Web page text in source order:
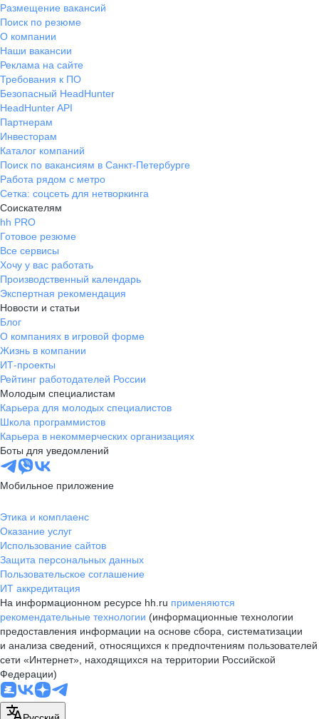
Размещение вакансий
Поиск по резюме
О компании
Наши вакансии
Реклама на сайте
Требования к ПО
Безопасный HeadHunter
HeadHunter API
Партнерам
Инвесторам
Каталог компаний
Поиск по вакансиям в Санкт-Петербурге
Работа рядом с метро
Сетка: соцсеть для нетворкинга
Соискателям
hh PRO
Готовое резюме
Все сервисы
Хочу у вас работать
Производственный календарь
Экспертная рекомендация
Новости и статьи
Блог
О компаниях в игровой форме
Жизнь в компании
ИТ-проекты
Рейтинг работодателей России
Молодым специалистам
Карьера для молодых специалистов
Школа программистов
Карьера в некоммерческих организациях
Боты для уведомлений
Мобильное приложение
Этика и комплаенс
Оказание услуг
Использование сайтов
Защита персональных данных
Пользовательское соглашение
ИТ аккредитация
На информационном ресурсе hh.ru применяются
рекомендательные технологии (информационные технологии
предоставления информации на основе сбора, систематизации
и анализа сведений, относящихся к предпочтениям пользователей
сети «Интернет», находящихся на территории Российской
Федерации)